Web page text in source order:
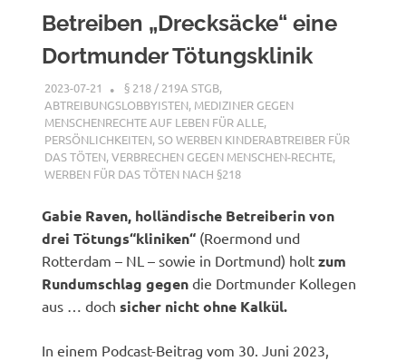
Betreiben „Drecksäcke“ eine
Dortmunder Tötungsklinik
2023-07-21 XX
§ 218 / 219A STGB,
ABTREIBUNGSLOBBYISTEN, MEDIZINER GEGEN
MENSCHENRECHTE AUF LEBEN FÜR ALLE,
PERSÖNLICHKEITEN,SO WERBEN KINDERABTREIBER FÜR
DAS TÖTEN,VERBRECHEN GEGEN MENSCHEN-RECHTE,
WERBEN FÜR DAS TÖTEN NACH §218
Gabie Raven, holländische Betreiberin von
drei Tötungs“kliniken“ (Roermond und
Rotterdam – NL – sowie in Dortmund) holtzum
Rundumschlag gegen die Dortmunder Kollegen
aus … dochsicher nicht ohne Kalkül.
In einem Podcast-Beitrag vom 30. Juni 2023,